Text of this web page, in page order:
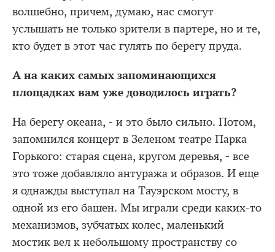
волшебно, причем, думаю, нас смогут
услышать не только зрители в партере, но и те,
кто будет в этот час гулять по берегу пруда.
А на каких самых запоминающихся
площадках вам уже доводилось играть?
На берегу океана, - и это было сильно. Потом,
запомнился концерт в Зеленом театре Парка
Горького: старая сцена, кругом деревья, - все
это тоже добавляло антуража и образов. И еще
я однажды выступал на Тауэрском мосту, в
одной из его башен. Мы играли среди каких-то
механизмов, зубчатых колес, маленький
мостик вел к небольшому пространству со